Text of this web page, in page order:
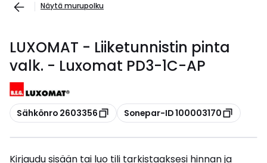
Näytä murupolku
LUXOMAT - Liiketunnistin pinta
valk. - Luxomat PD3-1C-AP
Kopioi
Sähkönro 2603356 Kopioi
Sonepar-ID 100003170
Kirjaudu sisään tai luo tili tarkistaaksesi hinnan ja